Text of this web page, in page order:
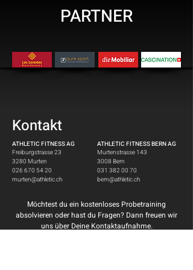
PARTNER
Kontakt
ATHLETIC FITNESS AG ATHLETIC FITNESS BERN AG
Freiburgstrasse 23
3280 Murten
026 670 54 20
murten@athletic.ch
Murtenstrasse 143
3008 Bern
031 382 00 70
bern@athletic.ch
Möchtest du ein kostenloses Probetraining
absolvieren oder hast du Fragen? Dann freuen wir
uns über Deine Kontaktaufnahme.